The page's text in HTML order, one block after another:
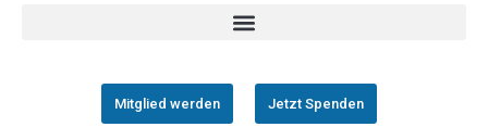
Mitglied werden Jetzt Spenden